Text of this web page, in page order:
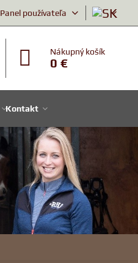
Panel používateľa
Nákupný košík
0 €
Kontakt